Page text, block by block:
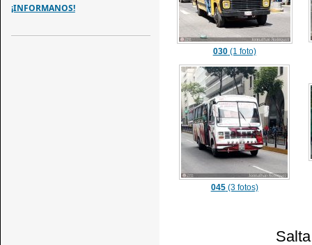
030(1 foto)
045(3 fotos)
¡INFORMANOS!